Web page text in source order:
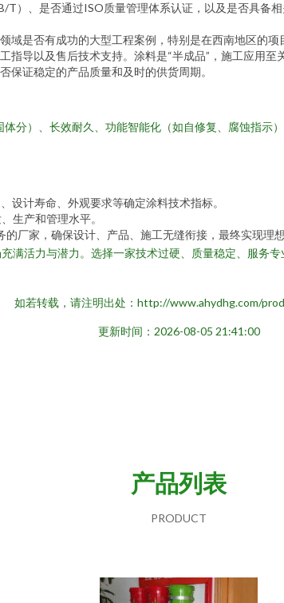
）、是否通过ISO质量管理体系认证，以及是否具备
域是否有成功的大型工程案例，特别是在西南地区的
导以及售后技术支持。涂料是“半成品”，施工应用至
保证稳定的产品质量和及时的供货周期。
分）、长效耐久、功能智能化（如自修复、腐蚀指示
设计寿命、外观要求等确定涂料技术指标。
生产和管理水平。
厂家，确保设计、产品、施工无缝衔接，最终实现理想
满活力与潜力。选择一家技术过硬、质量稳定、服务
如若转载，请注明出处：http://www.ahydhg.com/
更新时间：2026-08-05 21:41:00
产品列表
PRODUCT